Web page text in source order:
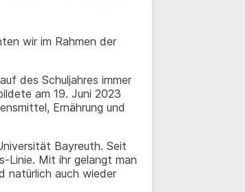
wir im Rahmen der
des Schuljahres immer
am 19. Juni 2023
Ernährung und
Bayreuth. Seit
Linie. Mit ihr gelangt man
natürlich auch wieder